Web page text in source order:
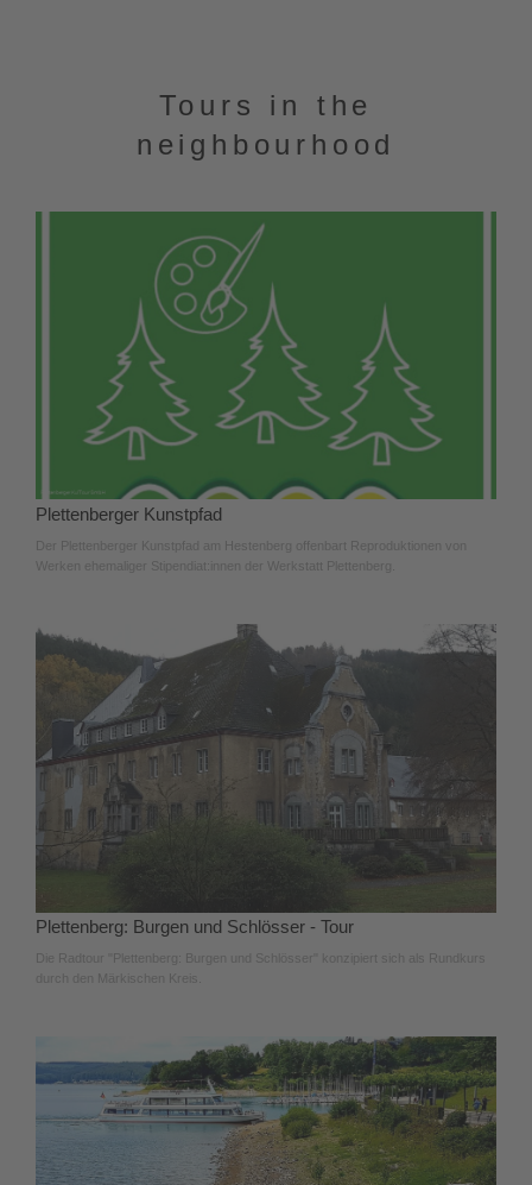
Tours in the
neighbourhood
Plettenberger Kunstpfad
Der Plettenberger Kunstpfad am Hestenberg offenbart Reproduktionen von
Werken ehemaliger Stipendiat:innen der Werkstatt Plettenberg.
Plettenberg: Burgen und Schlösser - Tour
Die Radtour "Plettenberg: Burgen und Schlösser" konzipiert sich als Rundkurs
durch den Märkischen Kreis.